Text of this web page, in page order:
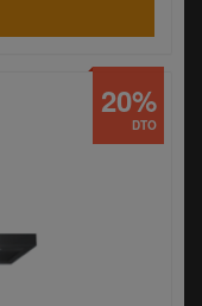
DTO
20%